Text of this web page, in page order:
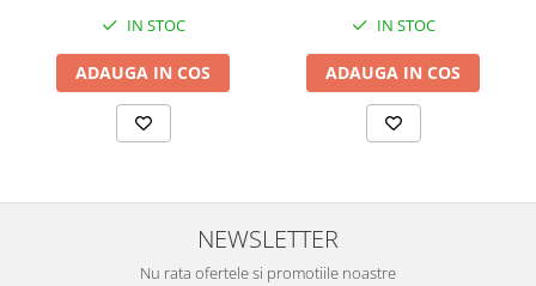
IN STOC
ADAUGA IN COS
IN STOC
ADAUGA IN COS
NEWSLETTER
Nu rata ofertele si promotiile noastre